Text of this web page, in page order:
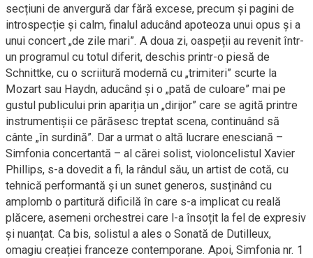
secțiuni de anvergură dar fără excese, precum și pagini de
introspecție și calm, finalul aducând apoteoza unui opus și a
unui concert „de zile mari”. A doua zi, oaspeții au revenit într-
un programul cu totul diferit, deschis printr-o piesă de
Schnittke, cu o scriitură modernă cu „trimiteri” scurte la
Mozart sau Haydn, aducând și o „pată de culoare” mai pe
gustul publicului prin apariția un „dirijor” care se agită printre
instrumentișii ce părăsesc treptat scena, continuând să
cânte „în surdină”. Dar a urmat o altă lucrare enesciană –
Simfonia concertantă – al cărei solist, violoncelistul Xavier
Phillips, s-a dovedit a fi, la rândul său, un artist de cotă, cu
tehnică performantă și un sunet generos, susținând cu
amplomb o partitură dificilă în care s-a implicat cu reală
plăcere, asemeni orchestrei care l-a însoțit la fel de expresiv
și nuanțat. Ca bis, solistul a ales o Sonată de Dutilleux,
omagiu creației franceze contemporane. Apoi, Simfonia nr. 1